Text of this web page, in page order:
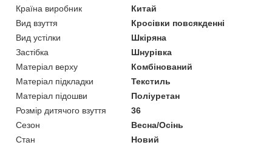
Країна виробник
Китай
Вид взуття
Кросівки повсякденні
Вид устілки
Шкіряна
Застібка
Шнурівка
Матеріал верху
Комбінований
Матеріал підкладки
Текстиль
Матеріал підошви
Поліуретан
Розмір дитячого взуття
36
Сезон
Весна/Осінь
Стан
Новий